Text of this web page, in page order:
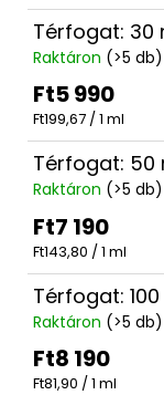
Térfogat: 30
Raktáron (>5 db)
Ft5 990
Egységár:
Ft199,67 / 1 ml
Térfogat: 50
Raktáron (>5 db)
Ft7 190
Egységár:
Ft143,80 / 1 ml
Térfogat:
Raktáron (>5 db)
Ft8 190
Egységár:
Ft81,90 / 1 ml